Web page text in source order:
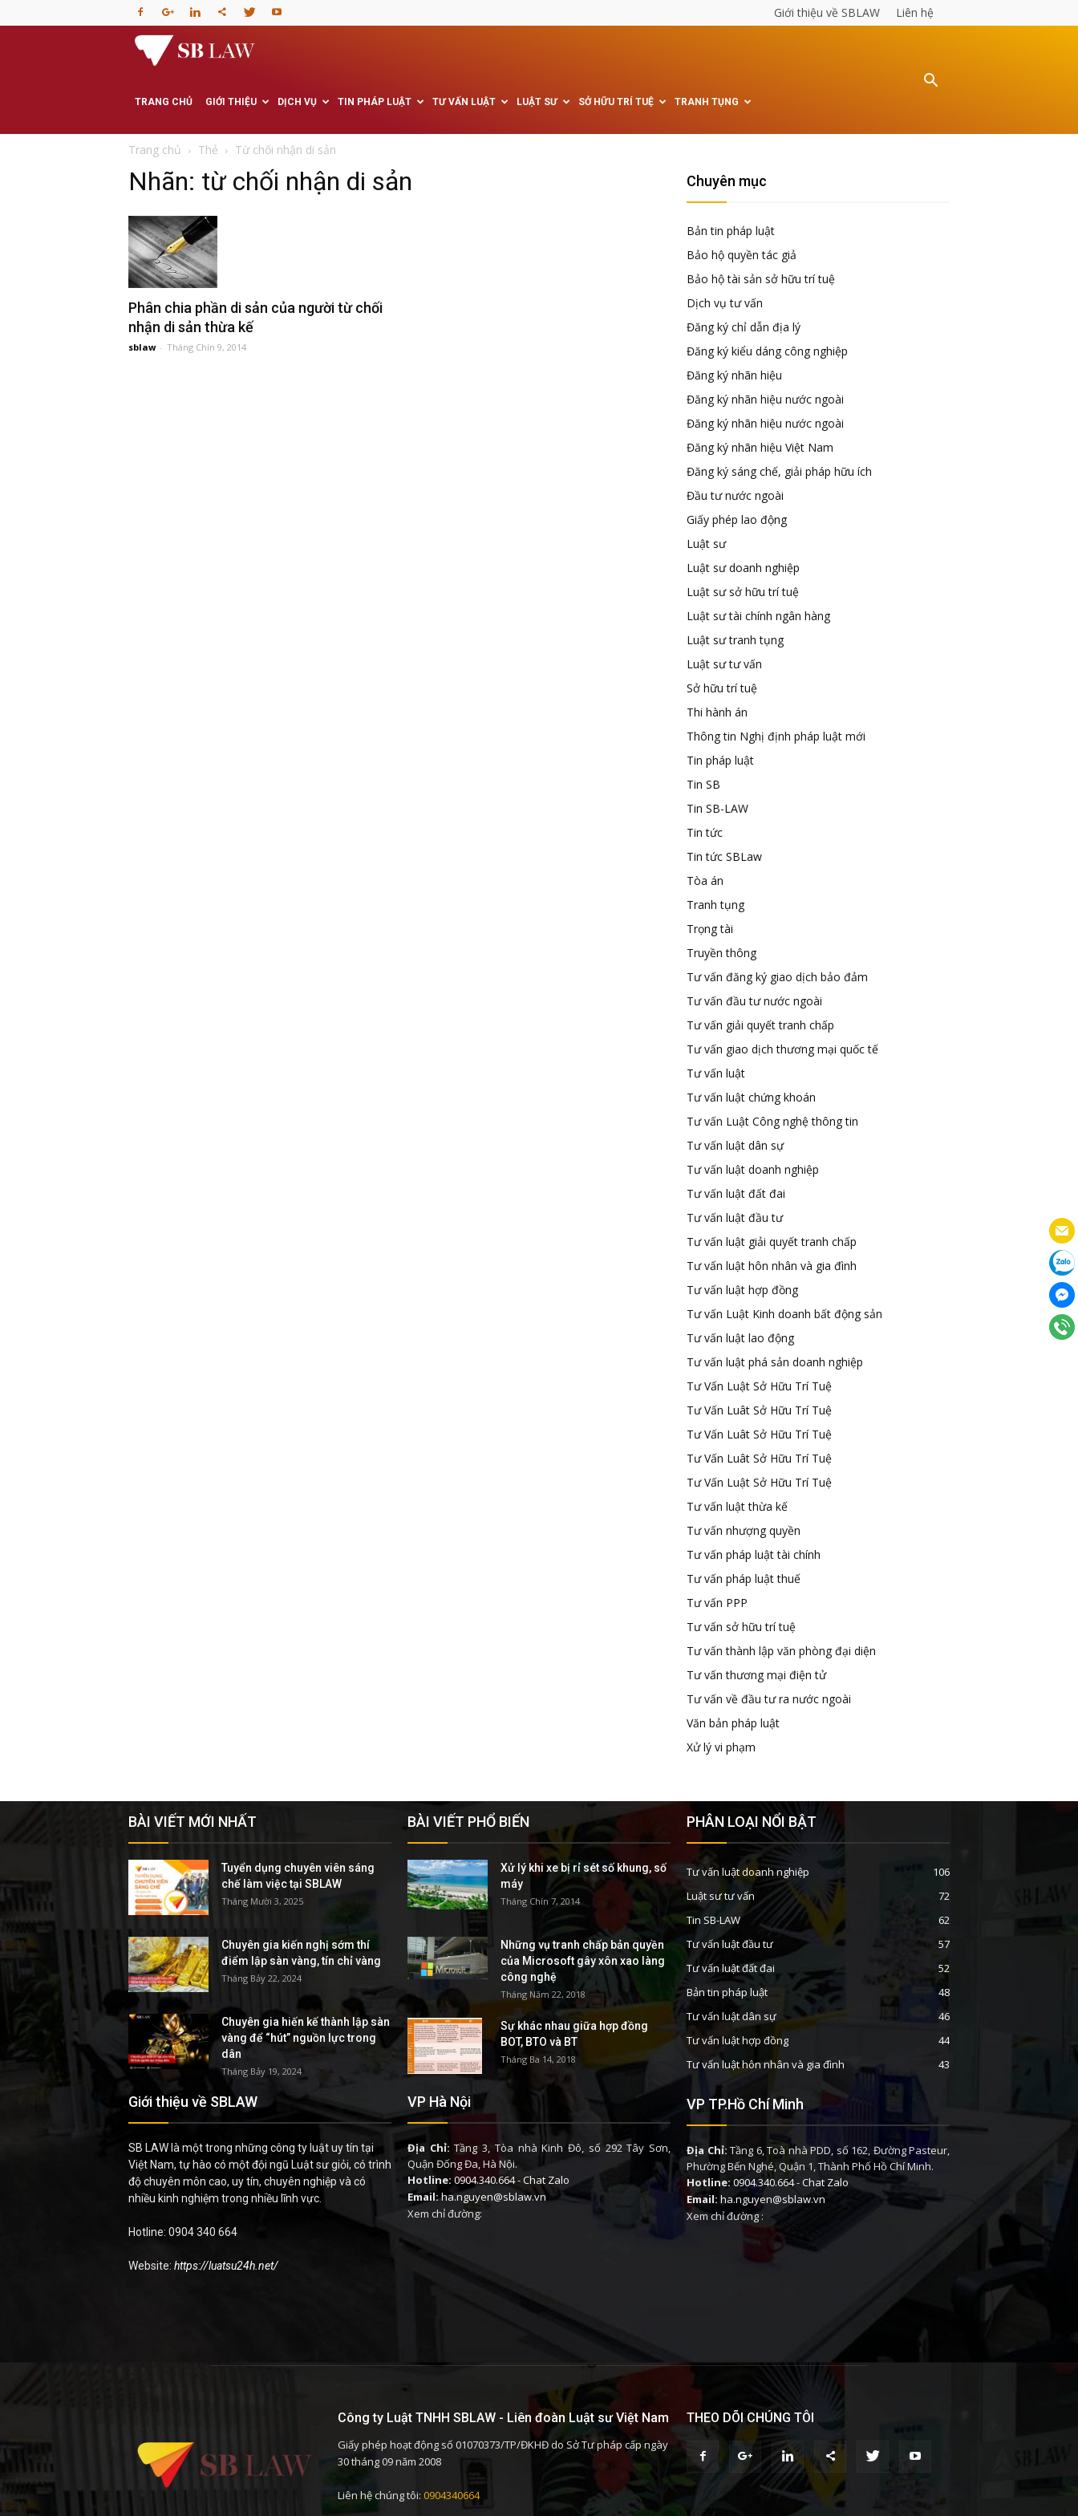
Giới thiệu về SBLAW Liên hệ
phòng
Luật
sư
TRANG CHỦ GIỚI THIỆU DỊCH VỤ TIN PHÁP LUẬT TƯ VẤN LUẬT LUẬT SƯ SỞ HỮU TRÍ TUỆ TRANH TỤNG
Trang chủ Thẻ Từ chối nhận di sản
Nhãn: từ chối nhận di sản
Phân chia phần di sản của người từ chối
nhận di sản thừa kế
sblaw - Tháng Chín 9, 2014
Chuyên mục
Bản tin pháp luật
Bảo hộ quyền tác giả
Bảo hộ tài sản sở hữu trí tuệ
Dịch vụ tư vấn
Đăng ký chỉ dẫn địa lý
Đăng ký kiểu dáng công nghiệp
Đăng ký nhãn hiệu
Đăng ký nhãn hiệu nước ngoài
Đăng ký nhãn hiệu nước ngoài
Đăng ký nhãn hiệu Việt Nam
Đăng ký sáng chế, giải pháp hữu ích
Đầu tư nước ngoài
Giấy phép lao động
Luật sư
Luật sư doanh nghiệp
Luật sư sở hữu trí tuệ
Luật sư tài chính ngân hàng
Luật sư tranh tụng
Luật sư tư vấn
Sở hữu trí tuệ
Thi hành án
Thông tin Nghị định pháp luật mới
Tin pháp luật
Tin SB
Tin SB-LAW
Tin tức
Tin tức SBLaw
Tòa án
Tranh tụng
Trọng tài
Truyền thông
Tư vấn đăng ký giao dịch bảo đảm
Tư vấn đầu tư nước ngoài
Tư vấn giải quyết tranh chấp
Tư vấn giao dịch thương mại quốc tế
Tư vấn luật
Tư vấn luật chứng khoán
Tư vấn Luật Công nghệ thông tin
Tư vấn luật dân sự
Tư vấn luật doanh nghiệp
Tư vấn luật đất đai
Tư vấn luật đầu tư
Tư vấn luật giải quyết tranh chấp
Tư vấn luật hôn nhân và gia đình
Tư vấn luật hợp đồng
Tư vấn Luật Kinh doanh bất động sản
Tư vấn luật lao động
Tư vấn luật phá sản doanh nghiệp
Tư Vấn Luật Sở Hữu Trí Tuệ
Tư Vấn Luât Sở Hữu Trí Tuệ
Tư Vấn Luât Sở Hữu Trí Tuệ
Tư Vấn Luât Sở Hữu Trí Tuệ
Tư Vấn Luật Sở Hữu Trí Tuệ
Tư vấn luật thừa kế
Tư vấn nhượng quyền
Tư vấn pháp luật tài chính
Tư vấn pháp luật thuế
Tư vấn PPP
Tư vấn sở hữu trí tuệ
Tư vấn thành lập văn phòng đại diện
Tư vấn thương mại điện tử
Tư vấn về đầu tư ra nước ngoài
Văn bản pháp luật
Xử lý vi phạm
BÀI VIẾT MỚI NHẤT
Tuyển dụng chuyên viên sáng
chế làm việc tại SBLAW
Tháng Mười 3, 2025
Chuyên gia kiến nghị sớm thí
điểm lập sàn vàng, tín chỉ vàng
Tháng Bảy 22, 2024
Chuyên gia hiến kế thành lập sàn
vàng để “hút” nguồn lực trong
dân
Tháng Bảy 19, 2024
Giới thiệu về SBLAW
SB LAW là một trong những công ty luật uy tín tại
Việt Nam, tự hào có một đội ngũ Luật sư giỏi, có trình
độ chuyên môn cao, uy tín, chuyên nghiệp và có
nhiều kinh nghiệm trong nhiều lĩnh vực.
Hotline: 0904 340 664
Website: https://luatsu24h.net/
BÀI VIẾT PHỔ BIẾN
Xử lý khi xe bị rỉ sét số khung, số
máy
Tháng Chín 7, 2014
Những vụ tranh chấp bản quyền
của Microsoft gây xôn xao làng
công nghệ
Tháng Năm 22, 2018
Sự khác nhau giữa hợp đồng
BOT, BTO và BT
Tháng Ba 14, 2018
VP Hà Nội
Địa Chỉ: Tầng 3, Tòa nhà Kinh Đô, số 292 Tây Sơn,
Quận Đống Đa, Hà Nội.
Hotline: 0904.340.664-Chat Zalo
Email:ha.nguyen@sblaw.vn
Xem chỉ đường:
PHÂN LOẠI NỔI BẬT
Tư vấn luật doanh nghiệp
106
Luật sư tư vấn
72
Tin SB-LAW
62
Tư vấn luật đầu tư
57
Tư vấn luật đất đai
52
Bản tin pháp luật
48
Tư vấn luật dân sự
46
Tư vấn luật hợp đồng
44
Tư vấn luật hôn nhân và gia đình
43
VP TP.Hồ Chí Minh
Địa Chỉ: Tầng 6, Toà nhà PDD, số 162, Đường Pasteur,
Phường Bến Nghé, Quận 1, Thành Phố Hồ Chí Minh.
Hotline: 0904.340.664-Chat Zalo
Email: ha.nguyen@sblaw.vn
Xem chỉ đường :
Công ty Luật TNHH SBLAW - Liên đoàn Luật sư Việt Nam
Giấy phép hoạt động số 01070373/TP/ĐKHĐ do Sở Tư pháp cấp ngày
30 tháng 09 năm 2008
Liên hệ chúng tôi: 0904340664
THEO DÕI CHÚNG TÔI